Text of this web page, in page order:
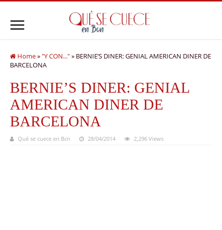
Home»"Y CON..."» BERNIE’S DINER: GENIAL AMERICAN DINER DE
BARCELONA
BERNIE’S DINER: GENIAL
AMERICAN DINER DE
BARCELONA
Qué se cuece en Bcn 28/04/2014 2,296 Views